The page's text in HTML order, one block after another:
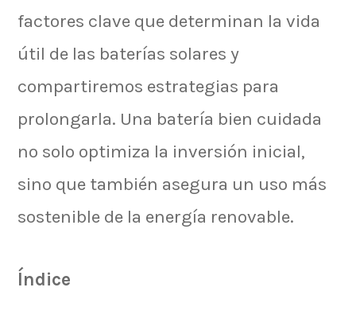
factores clave que determinan la vida
útil de las baterías solares y
compartiremos estrategias para
prolongarla. Una batería bien cuidada
no solo optimiza la inversión inicial,
sino que también asegura un uso más
sostenible de la energía renovable.
Índice